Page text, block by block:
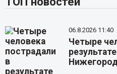
06.8.2026 11:40
Четыре